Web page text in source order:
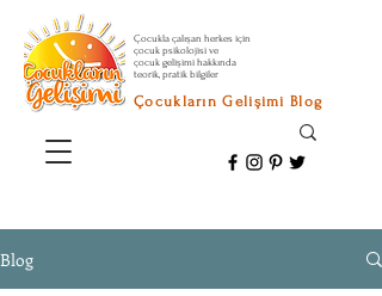
Çocukla çalışan herkes için
çocuk psikolojisi ve
çocuk gelişimi hakkında
teorik, pratik bilgiler
Çocukların Gelişimi Blog
Blog